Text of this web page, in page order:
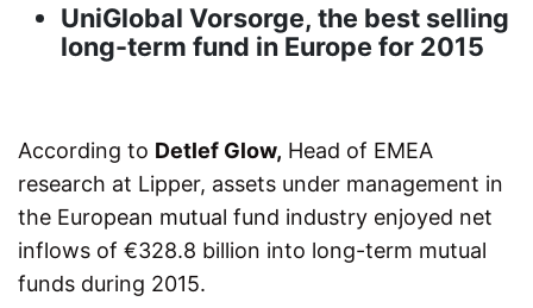
UniGlobal Vorsorge, the best selling
long-term fund in Europe for 2015
According to Detlef Glow, Head of EMEA
research at Lipper, assets under management in
the European mutual fund industry enjoyed net
inflows of €328.8 billion into long-term mutual
funds during 2015.